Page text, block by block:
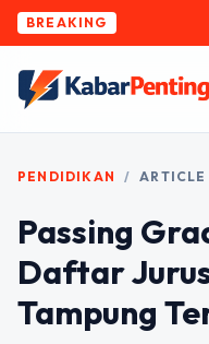
BREAKING
PENDIDIKAN / ARTICLE
Passing
Daftar
Tampung